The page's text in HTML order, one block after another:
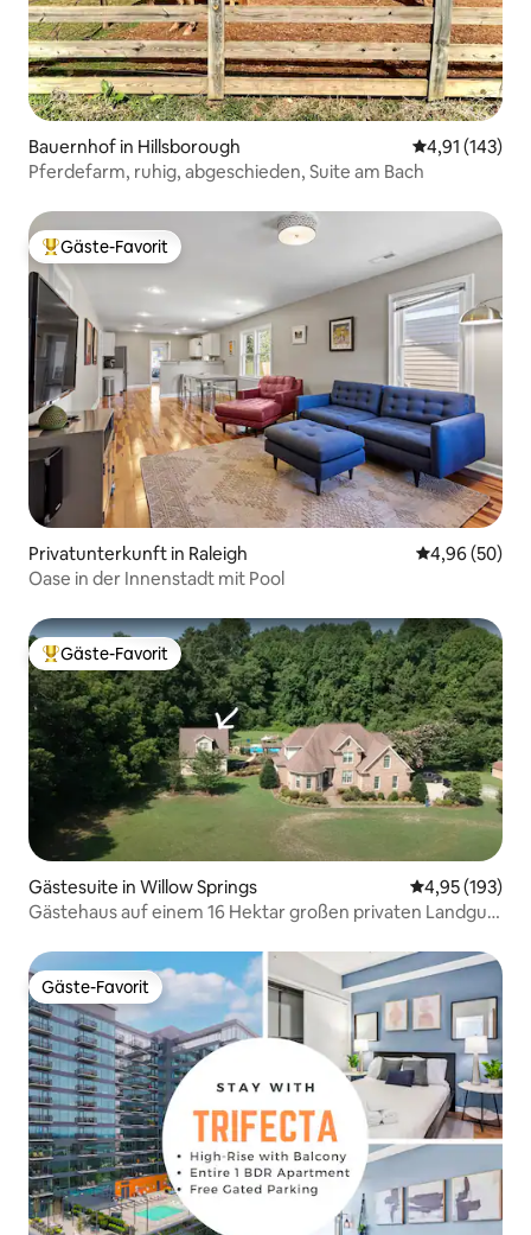
Bauernhof in Hillsborough
4,91 (143)
Pferdefarm, ruhig, abgeschieden, Suite am Bach
Beliebter Gäste-Favorit.
Gäste-Favorit
Privatunterkunft in Raleigh
4,96 (50)
Oase in der Innenstadt mit Pool
Beliebter Gäste-Favorit.
Gäste-Favorit
Gästesuite in Willow Springs
4,95 (193)
Gästehaus auf einem 16 Hektar großen privaten Landgut,
Gäste-Favorit
Gäste-Favorit